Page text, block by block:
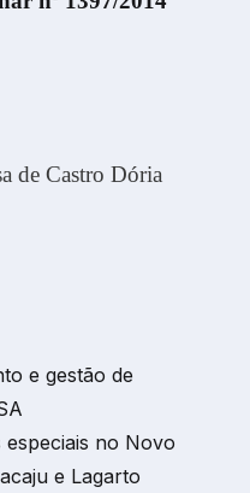
de Castro Dória
e gestão de
no Novo
e Lagarto